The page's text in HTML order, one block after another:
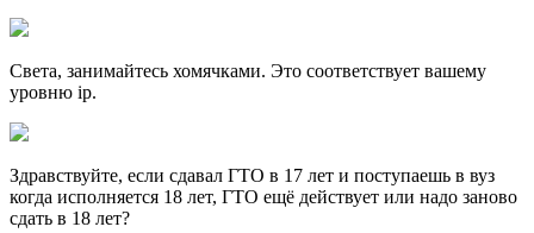
Света, занимайтесь хомячками. Это соответствует вашему
уровню ip.
Здравствуйте, если сдавал ГТО в 17 лет и поступаешь в вуз
когда исполняется 18 лет, ГТО ещё действует или надо заново
сдать в 18 лет?